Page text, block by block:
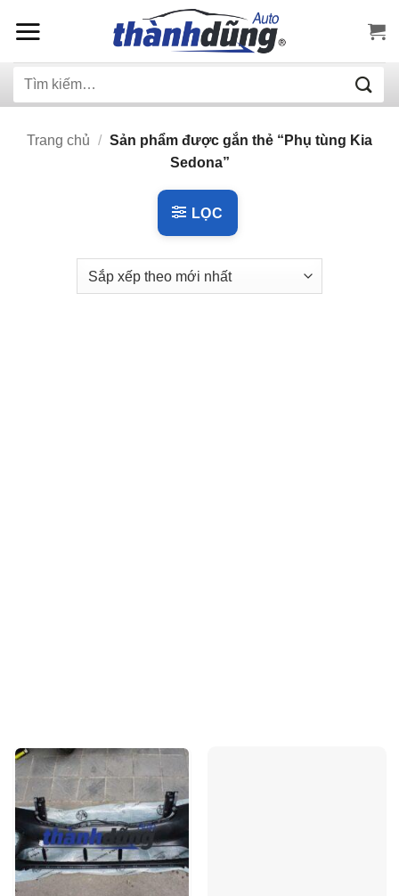
qua
dung
Tìm
Trang chủ / Sản phẩm được gắn thẻ “Phụ tùng Kia
Sedona”
LỌC